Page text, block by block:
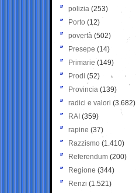
polizia (253)
Porto (12)
povertà (502)
Presepe (14)
Primarie (149)
Prodi (52)
Provincia (139)
radici e valori (3.682)
RAI (359)
rapine (37)
Razzismo (1.410)
Referendum (200)
Regione (344)
Renzi (1.521)